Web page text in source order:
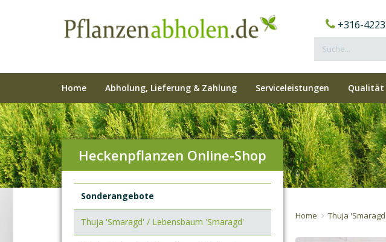
+316-
Home Abholung, Lieferung & Zahlung Serviceleistungen Qualität
Heckenpflanzen Online-Shop
Sonderangebote
Thuja 'Smaragd' / Lebensbaum 'Smaragd'
Home Thuja